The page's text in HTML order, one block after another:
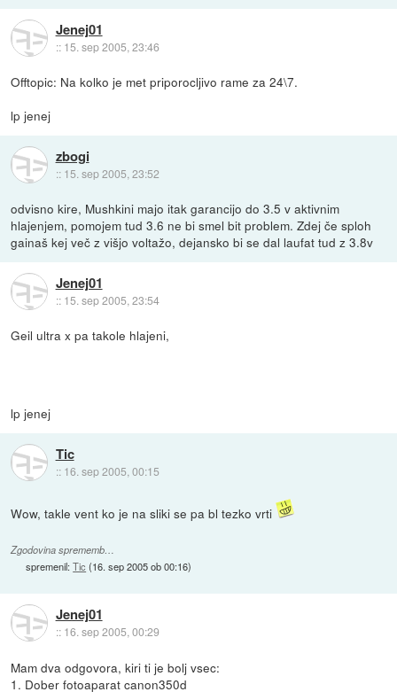
Jenej01
:: 15. sep 2005, 23:46
Offtopic: Na kolko je met priporocljivo rame za 24\7.
lp jenej
zbogi
:: 15. sep 2005, 23:52
odvisno kire, Mushkini majo itak garancijo do 3.5 v aktivnim
hlajenjem, pomojem tud 3.6 ne bi smel bit problem. Zdej če sploh
gainaš kej več z višjo voltažo, dejansko bi se dal laufat tud z 3.8v
Jenej01
:: 15. sep 2005, 23:54
Geil ultra x pa takole hlajeni,
lp jenej
Tic
:: 16. sep 2005, 00:15
Wow, takle vent ko je na sliki se pa bl tezko vrti
Zgodovina sprememb…
spremenil:Tic (16. sep 2005 ob 00:16)
Jenej01
:: 16. sep 2005, 00:29
Mam dva odgovora, kiri ti je bolj vsec:
1. Dober fotoaparat canon350d